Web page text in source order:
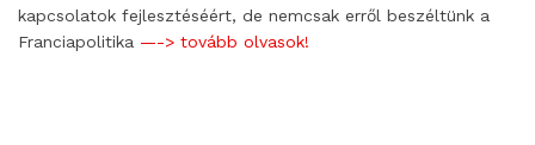
kapcsolatok fejlesztéséért, de nemcsak erről beszéltünk a
Franciapolitika —-> tovább olvasok!